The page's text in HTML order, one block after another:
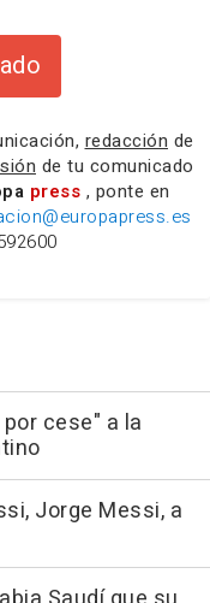
redacción de
de tu comunicado
press , ponte en
cese" a la
Jorge Messi, a